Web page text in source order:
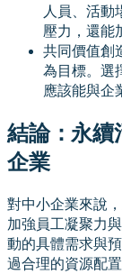
人員、活動
壓力，還能
共同價值創
為目標。選
應該能與企
結論：永續
企業
對中小企業來說
加強員工凝聚力
動的具體需求與
過合理的資源配